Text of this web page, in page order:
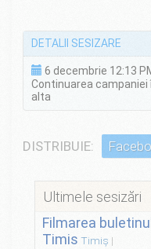
DETALII SESIZARE
6 decembrie 12:13
Continuarea campaniei
alta
DISTRIBUIE:
Ultimele sesizări
Filmarea
Timis Timiș